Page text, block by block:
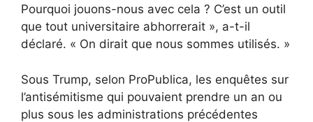
Pourquoi jouons-nous avec cela ? C’est un outil
que tout universitaire abhorrerait », a-t-il
déclaré. « On dirait que nous sommes utilisés. »
Sous Trump, selon ProPublica, les enquêtes sur
l’antisémitisme qui pouvaient prendre un an ou
plus sous les administrations précédentes